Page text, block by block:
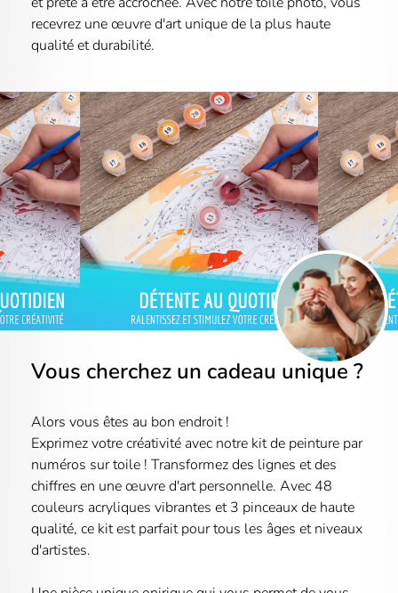
recevrez une œuvre d'art unique de la plus haute
qualité et durabilité.
Vous cherchez un cadeau unique ?
Alors vous êtes au bon endroit !
Exprimez votre créativité avec notre kit de peinture par
numéros sur toile ! Transformez des lignes et des
chiffres en une œuvre d'art personnelle. Avec 48
couleurs acryliques vibrantes et 3 pinceaux de haute
qualité, ce kit est parfait pour tous les âges et niveaux
d'artistes.